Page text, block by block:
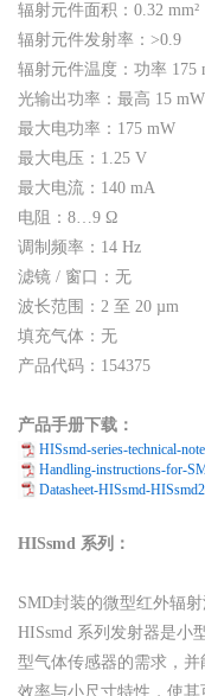
辐射元件面积：0.32 mm²
辐射元件发射率：>0.9
辐射元件温度：功率 175
光输出功率：最高 15 mW
最大电功率：175 mW
最大电压：1.25 V
最大电流：140 mA
电阻：8…9 Ω
调制频率：14 Hz
滤镜 / 窗口：无
波长范围：2 至 20 µm
填充气体：无
产品代码：154375
产品手册下载：
HISsmd-series-technical-
Handling-instructions-for-
Datasheet-HISsmd-
HISsmd 系列：
SMD封装的微型红外辐
HISsmd 系列发射器是小
型气体传感器的需求，
效率与小尺寸特性，使